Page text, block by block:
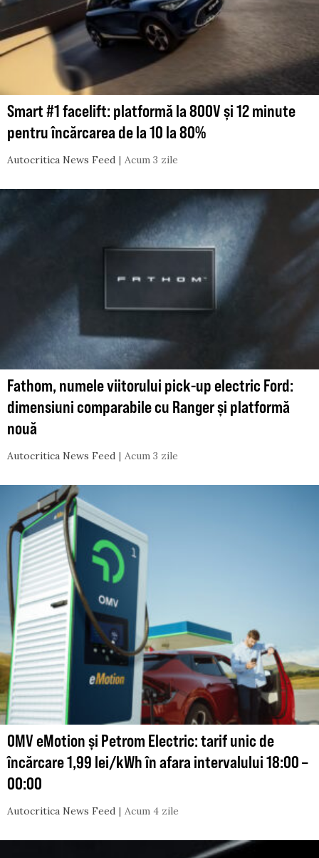
Smart #1 facelift: platformă la 800V și 12 minute
pentru încărcarea de la 10 la 80%
Autocritica News Feed Acum 3 zile
Fathom, numele viitorului pick-up electric Ford:
dimensiuni comparabile cu Ranger și platformă
nouă
Autocritica News Feed Acum 3 zile
OMV eMotion și Petrom Electric: tarif unic de
încărcare 1,99 lei/kWh în afara intervalului 18:00 –
00:00
Autocritica News Feed Acum 4 zile